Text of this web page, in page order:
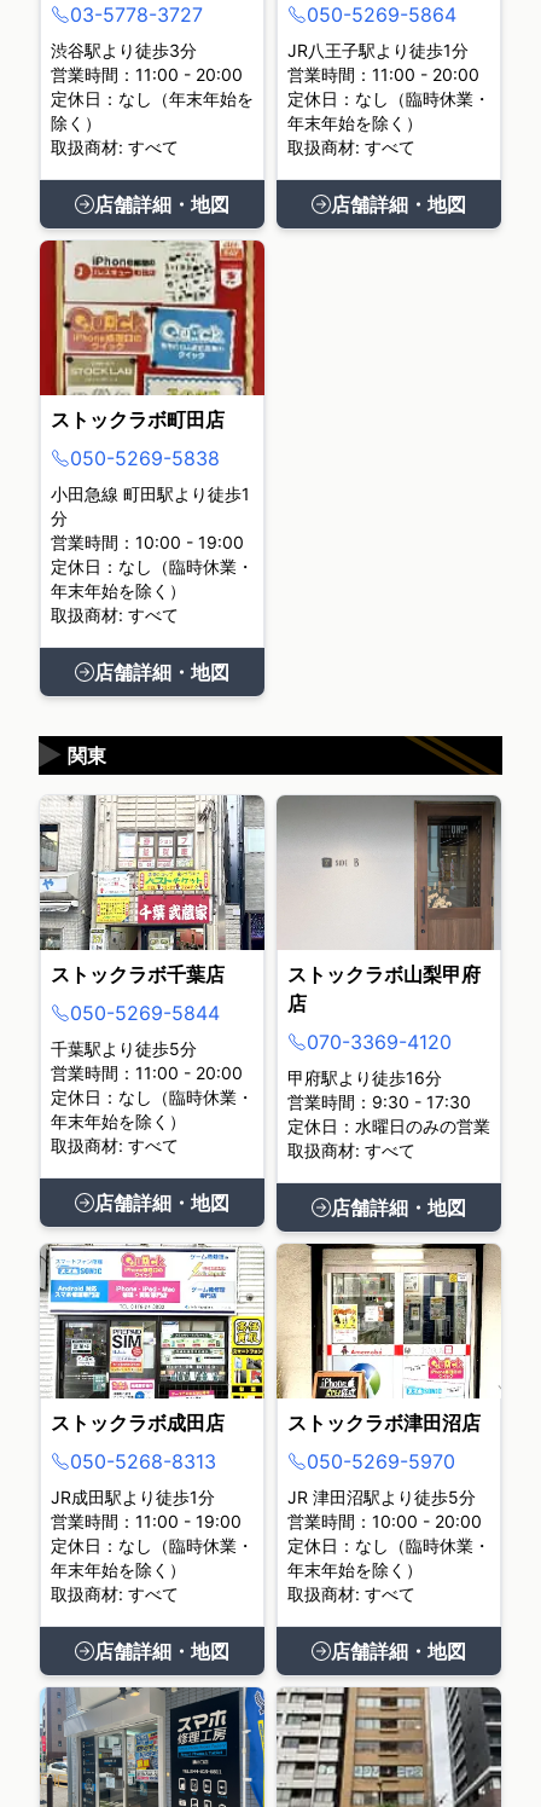
03-5778-3727
渋谷駅より徒歩3分
営業時間：11:00 - 20:00
定休日：なし（年末年始を
除く）
取扱商材: すべて
店舗詳細・地図
050-5269-5864
JR八王子駅より徒歩1分
営業時間：11:00 - 20:00
定休日：なし（臨時休業・
年末年始を除く）
取扱商材: すべて
店舗詳細・地図
ストックラボ町田店
050-5269-5838
小田急線 町田駅より徒歩1
分
営業時間：10:00 - 19:00
定休日：なし（臨時休業・
年末年始を除く）
取扱商材: すべて
店舗詳細・地図
関東
▶
ストックラボ千葉店
050-5269-5844
千葉駅より徒歩5分
営業時間：11:00 - 20:00
定休日：なし（臨時休業・
年末年始を除く）
取扱商材: すべて
店舗詳細・地図
ストックラボ山梨甲府
店
070-3369-4120
甲府駅より徒歩16分
営業時間：9:30 - 17:30
定休日：水曜日のみの営業
取扱商材: すべて
店舗詳細・地図
ストックラボ成田店
050-5268-8313
JR成田駅より徒歩1分
営業時間：11:00 - 19:00
定休日：なし（臨時休業・
年末年始を除く）
取扱商材: すべて
店舗詳細・地図
ストックラボ津田沼店
050-5269-5970
JR 津田沼駅より徒歩5分
営業時間：10:00 - 20:00
定休日：なし（臨時休業・
年末年始を除く）
取扱商材: すべて
店舗詳細・地図